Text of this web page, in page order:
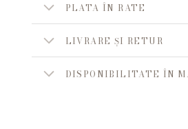
PLATA ÎN RATE
LIVRARE ȘI RETUR
DISPONIBILITATE ÎN